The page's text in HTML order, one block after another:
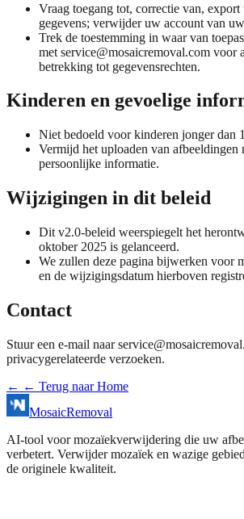
Vraag toegang tot, correctie van,
gegevens; verwijder uw account van
Trek de toestemming in waar van
met service@mosaicremoval.com voor
betrekking tot gegevensrechten.
Kinderen en gevoelige
Niet bedoeld voor kinderen jonger dan
Vermijd het uploaden van afbeeldingen
persoonlijke informatie.
Wijzigingen in dit beleid
Dit v2.0-beleid weerspiegelt het
oktober 2025 is gelanceerd.
We zullen deze pagina bijwerken voor
en de wijzigingsdatum hierboven
Contact
Stuur een e-mail naar
privacygerelateerde verzoeken.
← ← Terug naar Home
MosaicRemoval
AI‑tool voor mozaïekverwijdering die uw
verbetert. Verwijder mozaïek en wazige
de originele kwaliteit.